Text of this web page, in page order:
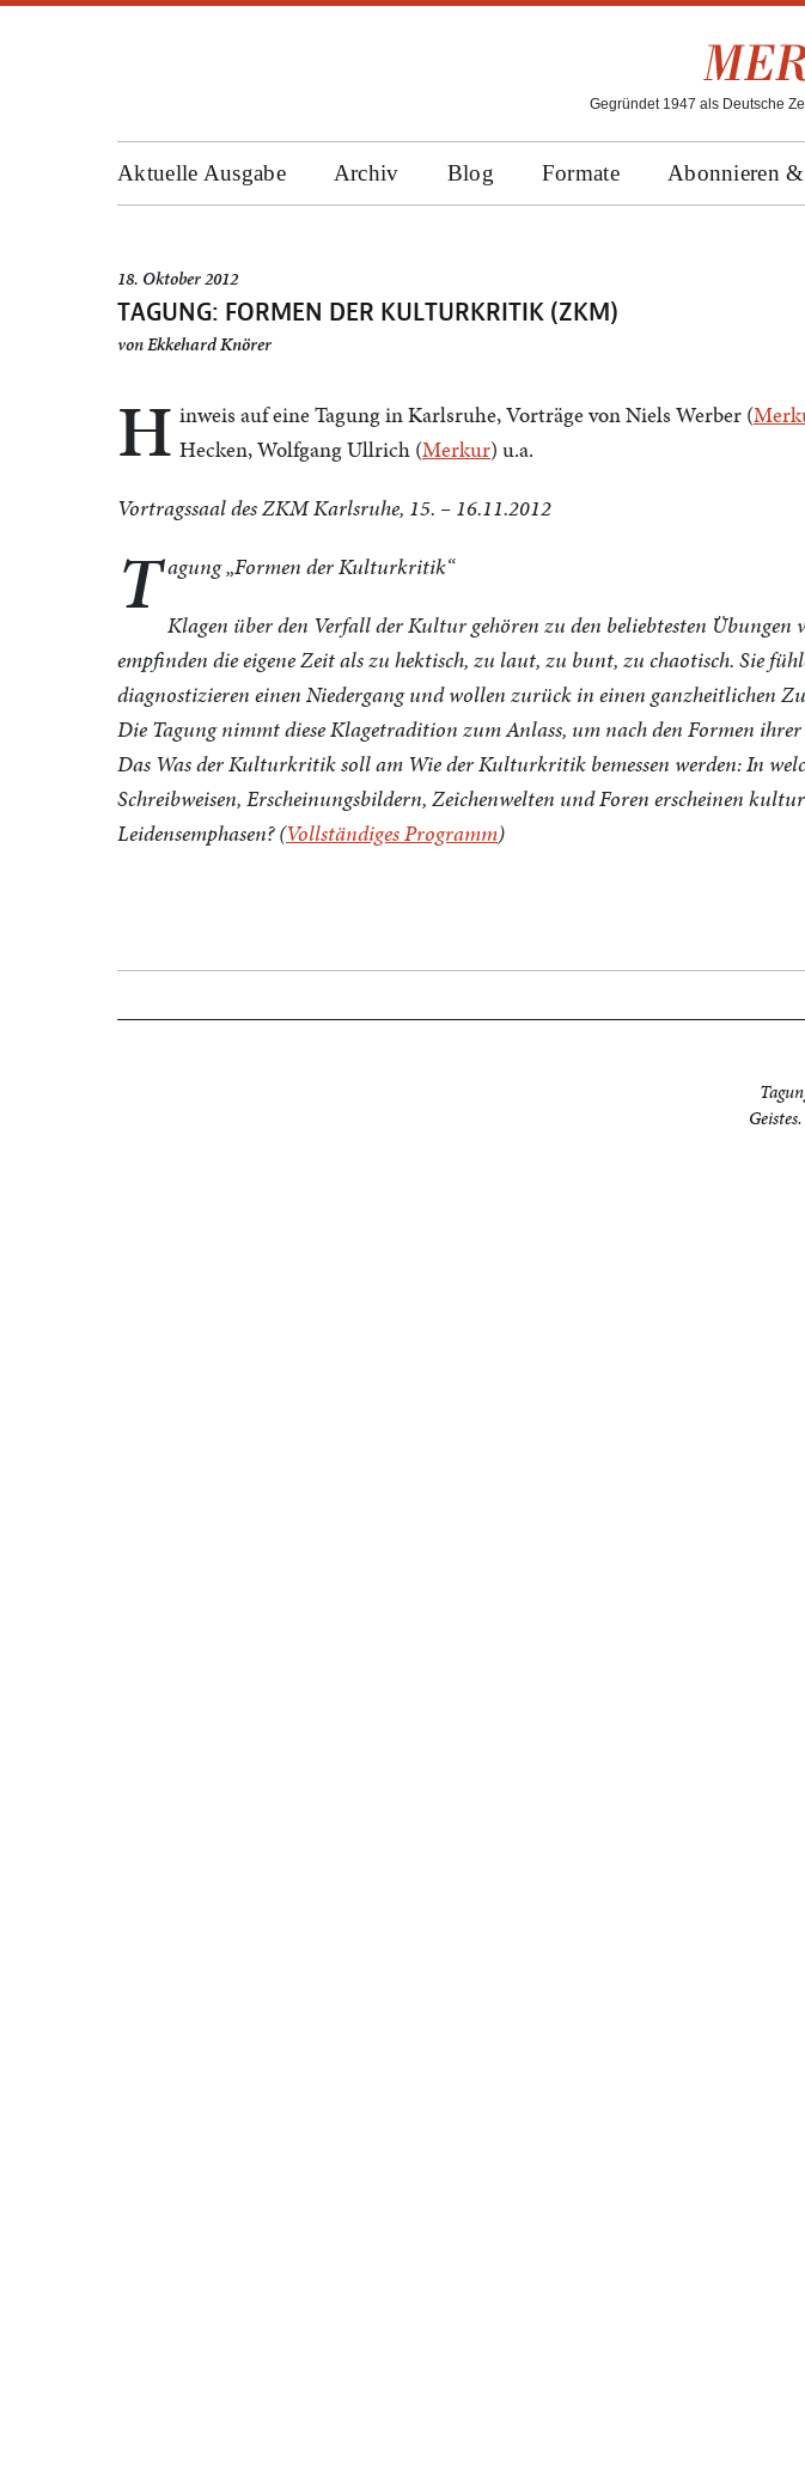
Gegründet 1947 als Deutsche
Aktuelle Ausgabe Archiv Blog Formate Abonnieren
18. Oktober 2012
TAGUNG: FORMEN DER KULTURKRITIK (ZKM)
vonEkkehard Knörer
H inweis auf eine Tagung in Karlsruhe, Vorträge von Niels Werber (
Hecken, Wolfgang Ullrich (Merkur) u.a.
Vortragssaal des ZKM Karlsruhe, 15. – 16.11.2012
T agung „Formen der Kulturkritik“
Klagen über den Verfall der Kultur gehören zu den beliebtesten Übungen
empfinden die eigene Zeit als zu hektisch, zu laut, zu bunt, zu chaotisch. Sie
diagnostizieren einen Niedergang und wollen zurück in einen ganzheitlichen
Die Tagung nimmt diese Klagetradition zum Anlass, um nach den Formen
Das Was der Kulturkritik soll am Wie der Kulturkritik bemessen werden: In
Schreibweisen, Erscheinungsbildern, Zeichenwelten und Foren erscheinen
Leidensemphasen? (Vollständiges Programm)